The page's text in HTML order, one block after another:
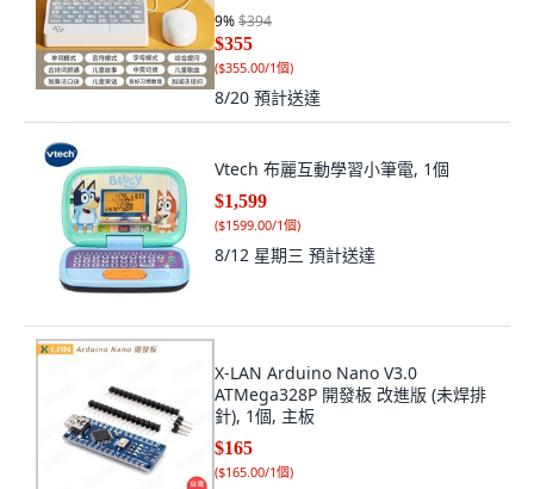
9%$394
$355
($355.00/1個)
8/20 預計送達
Vtech 布麗互動學習小筆電, 1個
$1,599
($1599.00/1個)
8/12 星期三 預計送達
X-LAN Arduino Nano V3.0
ATMega328P 開發板 改進版 (未焊排
針), 1個, 主板
$165
($165.00/1個)